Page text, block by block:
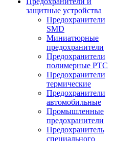
защитные устройства
Предохранители
SMD
Миниатюрные
предохранители
Предохранители
полимерные PTC
Предохранители
термические
Предохранители
автомобильные
Промышленные
предохранители
Предохранитель
специального